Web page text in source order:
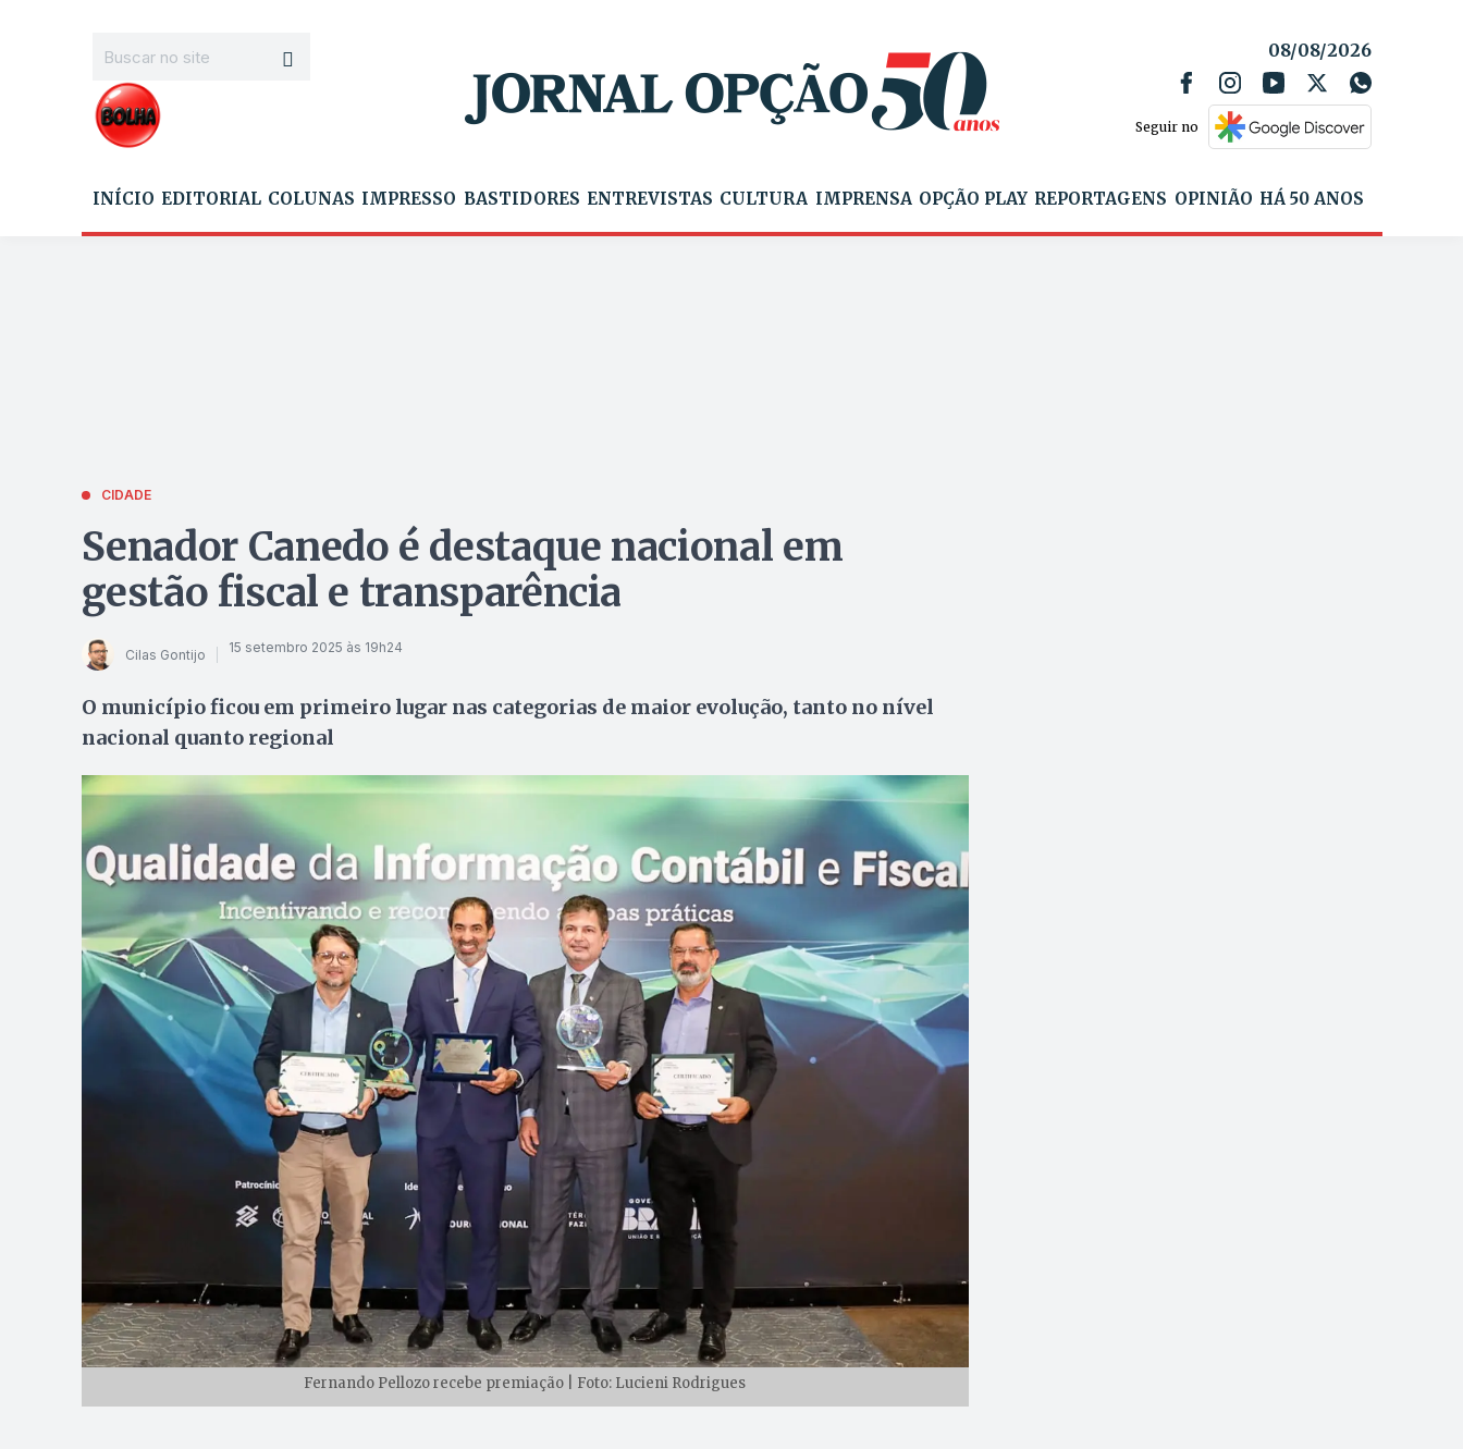
08/08/2026
Seguir no
INÍCIO EDITORIAL COLUNAS IMPRESSO BASTIDORES ENTREVISTAS CULTURA IMPRENSA OPÇÃO PLAY REPORTAGENS OPINIÃO HÁ 50 ANOS
CIDADE
Senador Canedo é destaque nacional em
gestão fiscal e transparência
Cilas Gontijo 15 setembro 2025 às 19h24
O município ficou em primeiro lugar nas categorias de maior evolução, tanto no nível
nacional quanto regional
Fernando Pellozo recebe premiação | Foto: Lucieni Rodrigues